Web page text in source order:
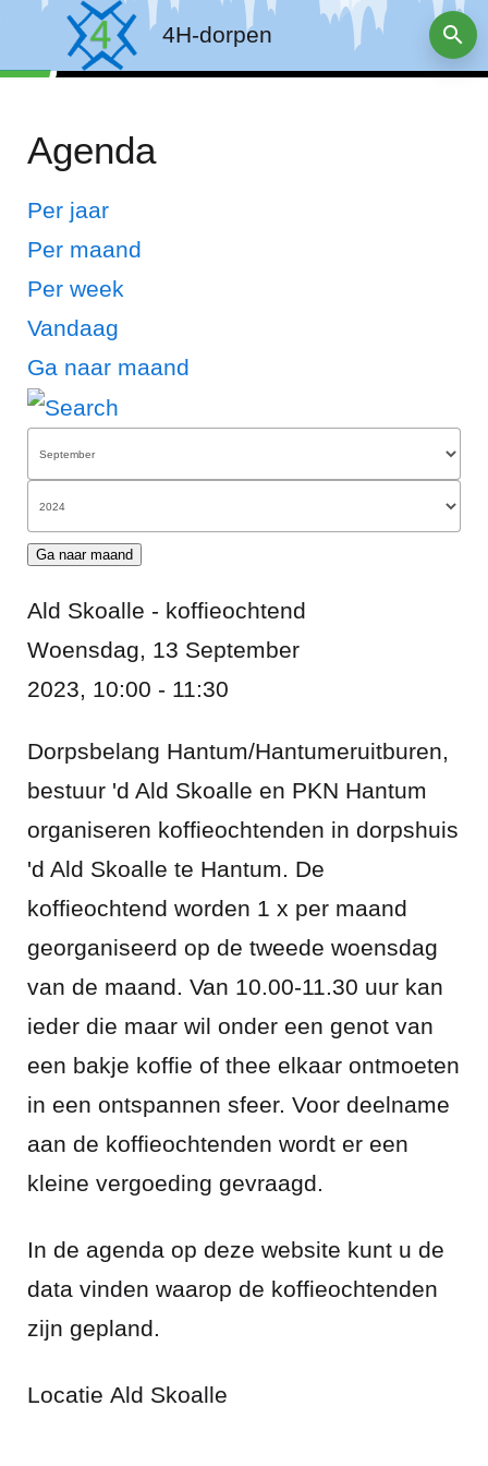
4H-dorpen
Agenda
Per jaar
Per maand
Per week
Vandaag
Ga naar maand
Ga naar maand
Ald Skoalle - koffieochtend
Woensdag, 13 September
2023, 10:00 - 11:30
Dorpsbelang Hantum/Hantumeruitburen,
bestuur 'd Ald Skoalle en PKN Hantum
organiseren koffieochtenden in dorpshuis
'd Ald Skoalle te Hantum. De
koffieochtend worden 1 x per maand
georganiseerd op de tweede woensdag
van de maand. Van 10.00-11.30 uur kan
ieder die maar wil onder een genot van
een bakje koffie of thee elkaar ontmoeten
in een ontspannen sfeer. Voor deelname
aan de koffieochtenden wordt er een
kleine vergoeding gevraagd.
In de agenda op deze website kunt u de
data vinden waarop de koffieochtenden
zijn gepland.
Locatie Ald Skoalle